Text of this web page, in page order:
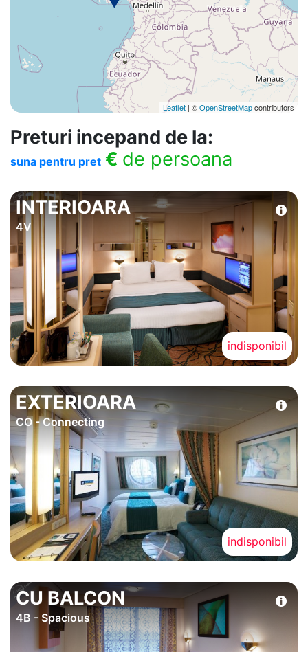
Leaflet | ©OpenStreetMapcontributors
Preturi incepand de la:
suna pentru pret € de persoana
INTERIOARA
4V
indisponibil
EXTERIOARA
CO - Connecting
indisponibil
CU BALCON
4B - Spacious